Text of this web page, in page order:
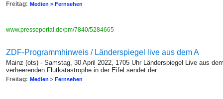
Freitag: Medien > Fernsehen
www.presseportal.de/pm/7840/5284665
ZDF-Programmhinweis / Länderspiegel live aus dem A
Mainz (ots) - Samstag, 30 April 2022, 1705 Uhr Länderspiegel Live aus
verheerenden Flutkatastrophe in der Eifel sendet der
Freitag: Medien > Fernsehen